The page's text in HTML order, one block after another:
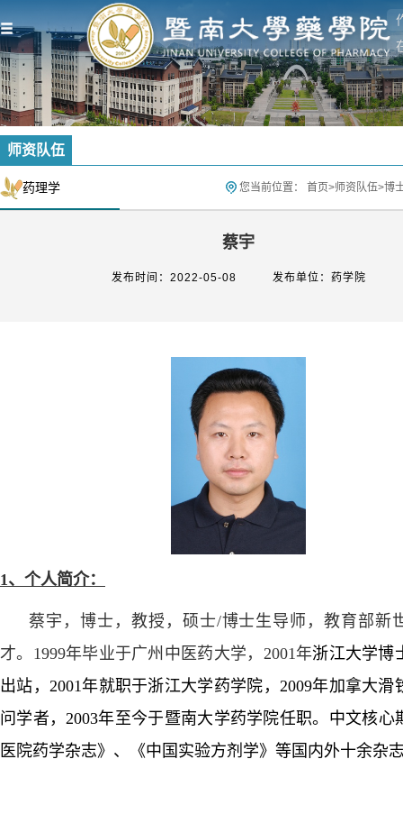
师资队伍
药理学 您当前位置： 首页>师资队伍>博
蔡宇
发布时间：2022-05-08 发布单位：药学院
1、 个人简介：
蔡宇，博士，教授，硕士/博士生导师，教育部新
才。 1999年毕业于广州中医药大学，2001年浙江大学博
出站， 2001年就职于浙江大学药学院， 2009年加拿大滑
问学者， 2003年至今于暨南大学药学院任职。 中文核心
医院药学杂志》 、 《中国实验方剂学》等国内外十余杂